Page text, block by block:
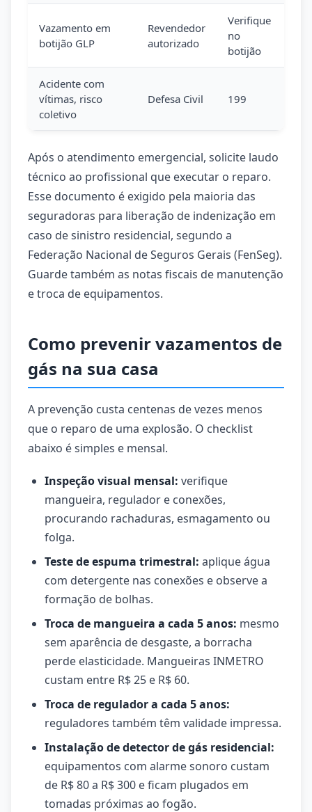
Vazamento em
botijão GLP
Revendedor
autorizado
Verifique
no
botijão
Acidente com
vítimas, risco
coletivo
Defesa Civil 199
Após o atendimento emergencial, solicite laudo
técnico ao profissional que executar o reparo.
Esse documento é exigido pela maioria das
seguradoras para liberação de indenização em
caso de sinistro residencial, segundo a
Federação Nacional de Seguros Gerais (FenSeg).
Guarde também as notas fiscais de manutenção
e troca de equipamentos.
Como prevenir vazamentos de
gás na sua casa
A prevenção custa centenas de vezes menos
que o reparo de uma explosão. O checklist
abaixo é simples e mensal.
Inspeção visual mensal: verifique
mangueira, regulador e conexões,
procurando rachaduras, esmagamento ou
folga.
Teste de espuma trimestral: aplique água
com detergente nas conexões e observe a
formação de bolhas.
Troca de mangueira a cada 5 anos: mesmo
sem aparência de desgaste, a borracha
perde elasticidade. Mangueiras INMETRO
custam entre R$ 25 e R$ 60.
Troca de regulador a cada 5 anos:
reguladores também têm validade impressa.
Instalação de detector de gás residencial:
equipamentos com alarme sonoro custam
de R$ 80 a R$ 300 e ficam plugados em
tomadas próximas ao fogão.